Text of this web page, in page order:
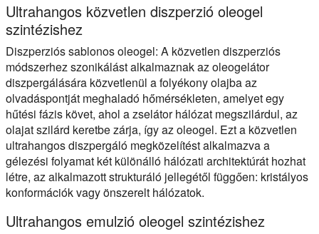
Ultrahangos közvetlen diszperzió oleogel
szintézishez
Diszperziós sablonos oleogel: A közvetlen diszperziós
módszerhez szonikálást alkalmaznak az oleogelátor
diszpergálására közvetlenül a folyékony olajba az
olvadáspontját meghaladó hőmérsékleten, amelyet egy
hűtési fázis követ, ahol a zselátor hálózat megszilárdul, az
olajat szilárd keretbe zárja, így az oleogel. Ezt a közvetlen
ultrahangos diszpergáló megközelítést alkalmazva a
gélezési folyamat két különálló hálózati architektúrát hozhat
létre, az alkalmazott strukturáló jellegétől függően: kristályos
konformációk vagy önszerelt hálózatok.
Ultrahangos emulzió oleogel szintézishez